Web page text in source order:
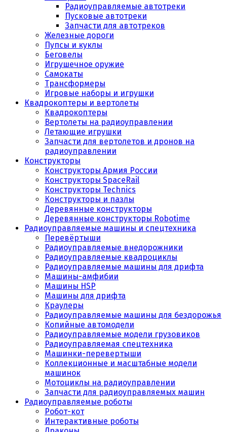
Радиоуправляемые автотреки
Пусковые автотреки
Запчасти для автотреков
Железные дороги
Пупсы и куклы
Беговелы
Игрушечное оружие
Самокаты
Трансформеры
Игровые наборы и игрушки
Квадрокоптеры и вертолеты
Квадрокоптеры
Вертолеты на радиоуправлении
Летающие игрушки
Запчасти для вертолетов и дронов на
радиоуправлении
Конструкторы
Конструкторы Армия России
Конструкторы SpaceRail
Конструкторы Technics
Конструкторы и пазлы
Деревянные конструкторы
Деревянные конструкторы Robotime
Радиоуправляемые машины и спецтехника
Перевёртыши
Радиоуправляемые внедорожники
Радиоуправляемые квадроциклы
Радиоуправляемые машины для дрифта
Машины-амфибии
Машины HSP
Машины для дрифта
Краулеры
Радиоуправляемые машины для бездорожья
Копийные автомодели
Радиоуправляемые модели грузовиков
Радиоуправляемая спецтехника
Машинки-перевертыши
Коллекционные и масштабные модели
машинок
Мотоциклы на радиоуправлении
Запчасти для радиоуправляемых машин
Радиоуправляемые роботы
Робот-кот
Интерактивные роботы